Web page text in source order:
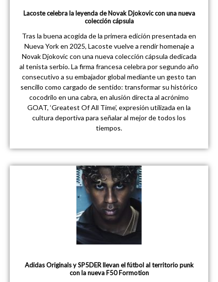
Lacoste celebra la leyenda de Novak Djokovic con una nueva
colección cápsula
Tras la buena acogida de la primera edición presentada en
Nueva York en 2025, Lacoste vuelve a rendir homenaje a
Novak Djokovic con una nueva colección cápsula dedicada
al tenista serbio. La firma francesa celebra por segundo año
consecutivo a su embajador global mediante un gesto tan
sencillo como cargado de sentido: transformar su histórico
cocodrilo en una cabra, en alusión directa al acrónimo
GOAT, ‘Greatest Of All Time’, expresión utilizada en la
cultura deportiva para señalar al mejor de todos los
tiempos.
Adidas Originals y SP5DER llevan el fútbol al territorio punk
con la nueva F50 Formotion